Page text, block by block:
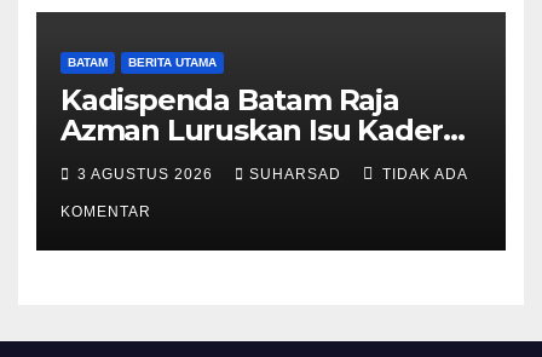
BATAM BERITA UTAMA
Kadispenda Batam Raja
Azman Luruskan Isu Kader
Pajak RT/RW: Bukan Petugas
Pajak Permanen, Hanya
Pendataan untuk Digitalisasi
hingga 2030
3 AGUSTUS 2026 SUHARSAD TIDAK ADA
KOMENTAR